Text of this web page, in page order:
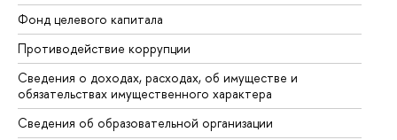
Фонд целевого капитала
Противодействие коррупции
Сведения о доходах, расходах, об имуществе и
обязательствах имущественного характера
Сведения об образовательной организации